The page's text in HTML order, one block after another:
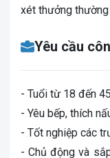
xét thưởng
Yêu cầu
- Tuổi từ 18 đến 45
- Yêu bếp, thích
- Tốt nghiệp các
- Chủ động và